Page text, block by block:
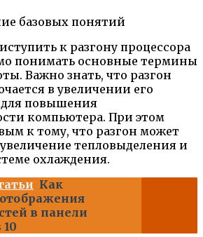
к разгону процессора
понимать основные термины
Важно знать, что разгон
в увеличении его
для повышения
компьютера. При этом
к тому, что разгон может
тепловыделения и
охлаждения.
Как
в панели